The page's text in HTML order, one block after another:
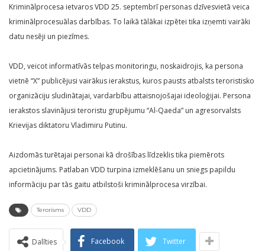
Kriminālprocesa ietvaros VDD 25. septembrī personas dzīvesvietā veica
kriminālprocesuālas darbības. To laikā tālākai izpētei tika izņemti vairāki
datu nesēji un piezīmes.
VDD, veicot informatīvās telpas monitoringu, noskaidrojis, ka persona
vietnē “X” publicējusi vairākus ierakstus, kuros pausts atbalsts teroristisko
organizāciju sludinātajai, vardarbību attaisnojošajai ideoloģijai. Persona
ierakstos slavinājusi teroristu grupējumu “Al-Qaeda” un agresorvalsts
Krievijas diktatoru Vladimiru Putinu.
Aizdomās turētajai personai kā drošības līdzeklis tika piemērots
apcietinājums. Patlaban VDD turpina izmeklēšanu un sniegs papildu
informāciju par tās gaitu atbilstoši kriminālprocesa virzībai.
Terorisms VDD
Dalīties Facebook Twitter